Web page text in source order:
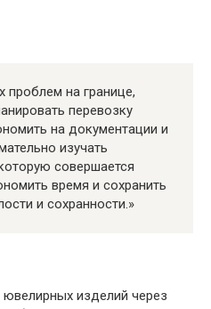
проблем на границе,
перевозку
на документации и
изучать
совершается
время и сохранить
и сохранности.»
изделий через